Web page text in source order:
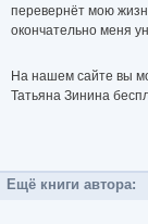
перевернёт мою
окончательно меня
На нашем сайте вы
Татьяна Зинина
Ещё книги автора: